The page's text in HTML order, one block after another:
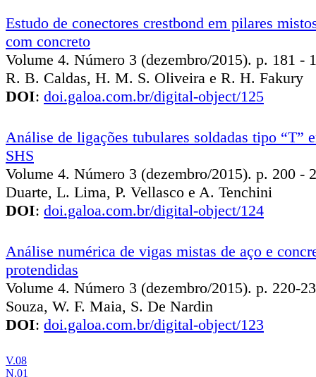
Estudo de conectores crestbond em pilares
com concreto
Volume 4. Número 3 (dezembro/2015). p. 181 -
R. B. Caldas, H. M. S. Oliveira e R. H. Fakury
DOI: doi.galoa.com.br/digital-object/125
Análise de ligações tubulares soldadas tipo “T”
SHS
Volume 4. Número 3 (dezembro/2015). p. 200 -
Duarte, L. Lima, P. Vellasco e A. Tenchini
DOI: doi.galoa.com.br/digital-object/124
Análise numérica de vigas mistas de aço e
protendidas
Volume 4. Número 3 (dezembro/2015). p. 220-
Souza, W. F. Maia, S. De Nardin
DOI: doi.galoa.com.br/digital-object/123
V.08
N.01